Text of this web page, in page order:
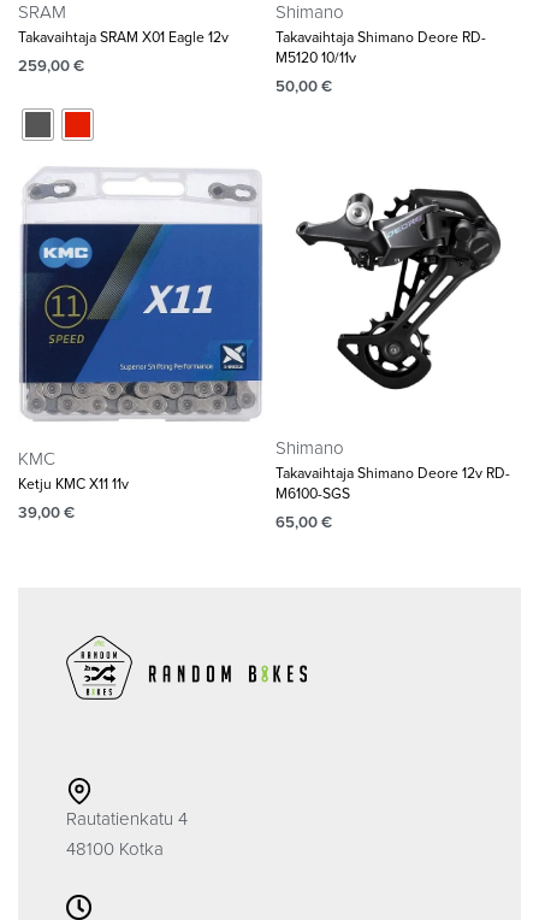
SRAM
Takavaihtaja SRAM X01 Eagle 12v
259,00€
Shimano
Takavaihtaja Shimano Deore RD-
M5120 10/11v
50,00€
KMC
Ketju KMC X11 11v
39,00€
Shimano
Takavaihtaja Shimano Deore 12v RD-
M6100-SGS
65,00€
Rautatienkatu 4
48100 Kotka